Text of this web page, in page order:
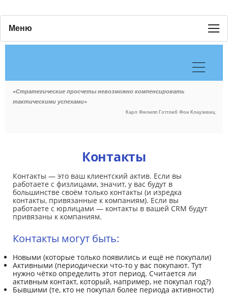
Меню
«Стратегические просчеты невозможно компенсировать
тактическими успехами»
Карл Филипп Готтлиб Фон Клаузевиц
Контакты
Контакты — это ваш клиентский актив. Если вы
работаете с физлицами, значит, у вас будут в
большинстве своём только контакты (и изредка
контакты, привязанные к компаниям). Если вы
работаете с юрлицами — контакты в вашей CRM будут
привязаны к компаниям.
Контакты могут быть:
Новыми (которые только появились и ещё не покупали)
Активными (периодически что-то у вас покупают. Тут
нужно чётко определить этот период. Считается ли
активным контакт, который, например, не покупал год?)
Бывшими (те, кто не покупал более периода активности)